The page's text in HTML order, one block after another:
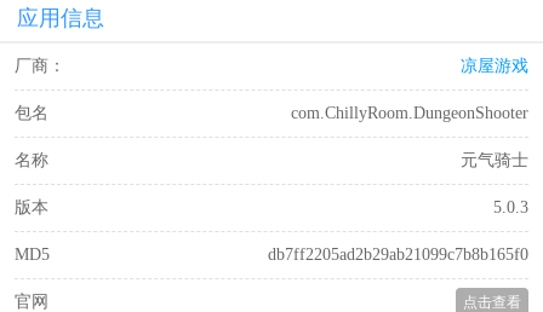
应用信息
厂商： 凉屋游戏
包名 com.ChillyRoom.DungeonShooter
名称 元气骑士
版本 5.0.3
MD5 db7ff2205ad2b29ab21099c7b8b165f0
官网 点击查看